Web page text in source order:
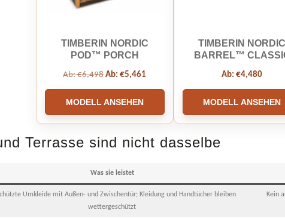
TIMBERIN NORDIC
POD™ PORCH
Ab:€6,498 Ab:€5,461
MODELL ANSEHEN
TIMBERIN NORDIC
BARREL™
Ab:€4,480
MODELL ANSEHEN
Terrasse sind nicht dasselbe
Was sie leistet
Umkleide mit Außen- und Zwischentür; Kleidung und Handtücher bleiben
wettergeschützt
Kein